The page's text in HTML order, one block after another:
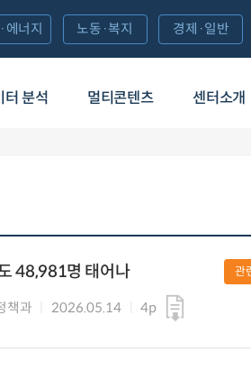
터 분석 멀티콘텐츠 센터소개
에너지 노동·복지 경제·일반
48,981명 태어나
책과 2026.05.14 4p
관